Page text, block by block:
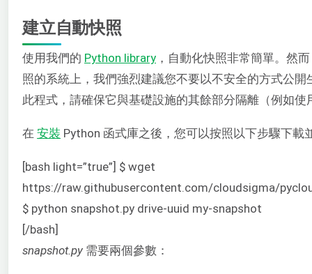
建立自動快照
使用我們的 Python library ，自動化快照非常簡單。然
照的系統上，我們強烈建議您不要以不安全的方式公
此程式，請確保它與基礎設施的其餘部分隔離（例如
在 安裝 Python 函式庫之後，您可以按照以下步驟下載
[bash light=”true”] $ wget
https://raw.githubusercontent.com/cloudsigma/
$ python snapshot.py drive-uuid my-snapshot
[/bash]
snapshot.py 需要兩個參數：